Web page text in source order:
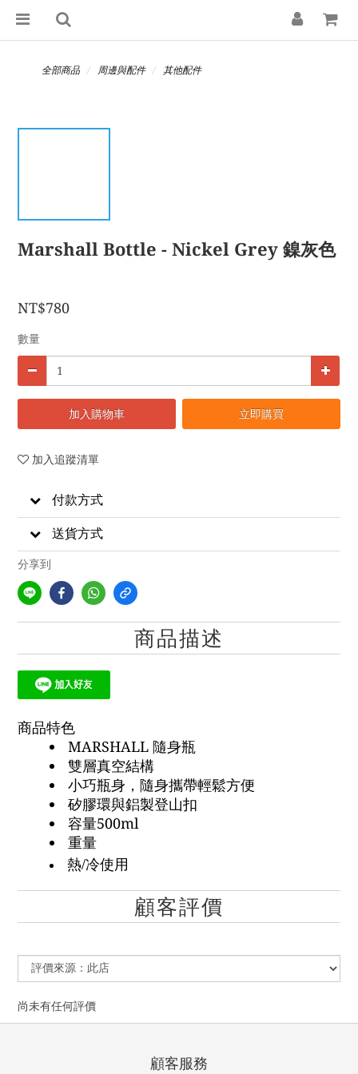
全部商品 周邊與配件 其他配件
Marshall Bottle - Nickel Grey 鎳灰色
NT$780
數量
加入購物車 立即購買
加入追蹤清單
付款方式
送貨方式
分享到
商品描述
商品特色
MARSHALL 隨身瓶
雙層真空結構
小巧瓶身，隨身攜帶輕鬆方便
矽膠環與鋁製登山扣
容量500ml
重量
熱/冷使用
顧客評價
尚未有任何評價
顧客服務